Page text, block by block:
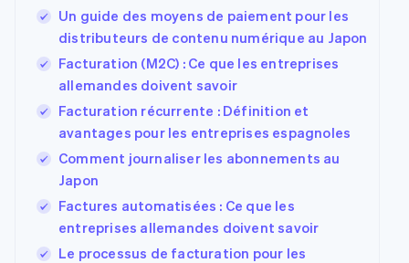
Un guide des moyens de paiement pour les
distributeurs de contenu numérique au Japon
Facturation (M2C) : Ce que les entreprises
allemandes doivent savoir
Facturation récurrente : Définition et
avantages pour les entreprises espagnoles
Comment journaliser les abonnements au
Japon
Factures automatisées : Ce que les
entreprises allemandes doivent savoir
Le processus de facturation pour les